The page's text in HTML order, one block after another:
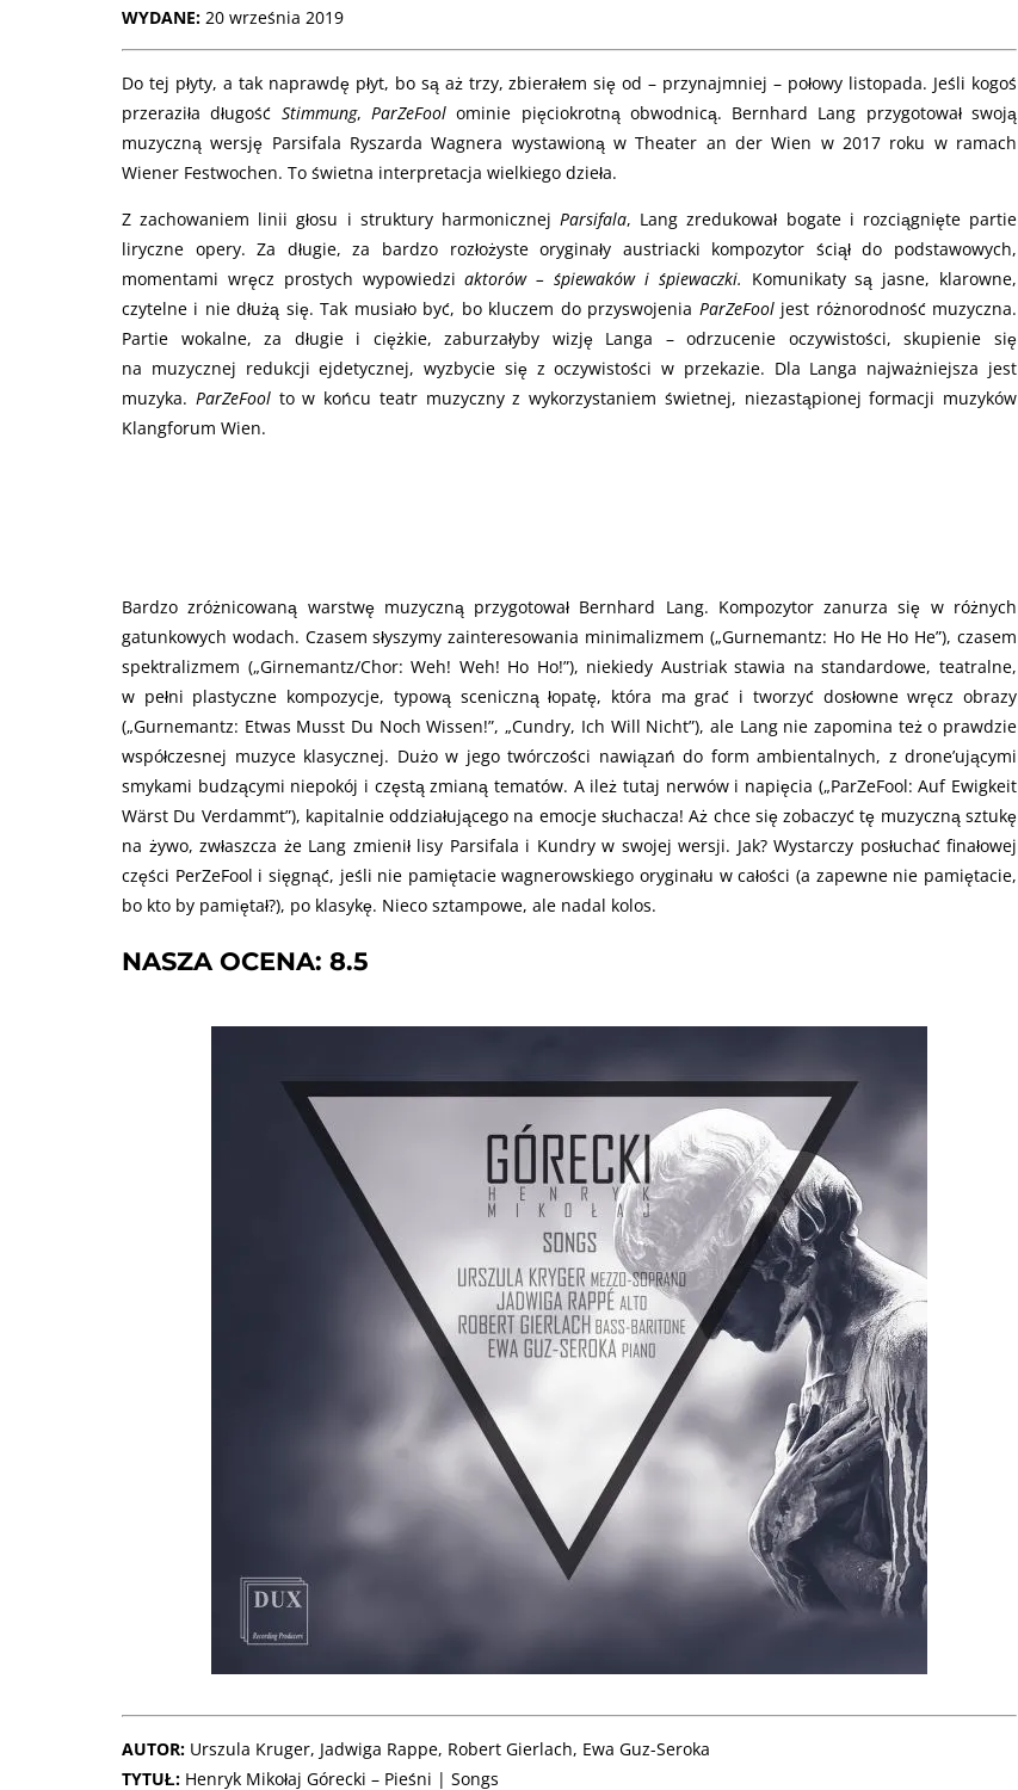
WYDANE: 20 września 2019
Do tej płyty, a tak naprawdę płyt, bo są aż trzy, zbierałem się od – przynajmniej – połowy listopada. Jeśli kogoś
przeraziła długość Stimmung, ParZeFoolominie pięciokrotną obwodnicą. Bernhard Lang przygotował swoją
muzyczną wersję Parsifala Ryszarda Wagnera wystawioną w Theater an der Wien w 2017 roku w ramach
Wiener Festwochen. To świetna interpretacja wielkiego dzieła.
Z zachowaniem linii głosu i struktury harmonicznej Parsifala, Lang zredukował bogate i rozciągnięte partie
liryczne opery. Za długie, za bardzo rozłożyste oryginały austriacki kompozytor ściął do podstawowych,
momentami wręcz prostych wypowiedziaktorów – śpiewaków i śpiewaczki. Komunikaty są jasne, klarowne,
czytelne i nie dłużą się. Tak musiało być, bo kluczem do przyswojenia ParZeFooljest różnorodność muzyczna.
Partie wokalne, za długie i ciężkie, zaburzałyby wizję Langa – odrzucenie oczywistości, skupienie się
na muzycznej redukcji ejdetycznej, wyzbycie się z oczywistości w przekazie. Dla Langa najważniejsza jest
muzyka. ParZeFoolto w końcu teatr muzyczny z wykorzystaniem świetnej, niezastąpionej formacji muzyków
Klangforum Wien.
Bardzo zróżnicowaną warstwę muzyczną przygotował Bernhard Lang. Kompozytor zanurza się w różnych
gatunkowych wodach. Czasem słyszymy zainteresowania minimalizmem („Gurnemantz: Ho He Ho He”), czasem
spektralizmem („Girnemantz/Chor: Weh! Weh! Ho Ho!”), niekiedy Austriak stawia na standardowe, teatralne,
w pełni plastyczne kompozycje, typową sceniczną łopatę, która ma grać i tworzyć dosłowne wręcz obrazy
(„Gurnemantz: Etwas Musst Du Noch Wissen!”, „Cundry, Ich Will Nicht”), ale Lang nie zapomina też o prawdzie
współczesnej muzyce klasycznej. Dużo w jego twórczości nawiązań do form ambientalnych, z drone’ującymi
smykami budzącymi niepokój i częstą zmianą tematów. A ileż tutaj nerwów i napięcia („ParZeFool: Auf Ewigkeit
Wärst Du Verdammt”), kapitalnie oddziałującego na emocje słuchacza! Aż chce się zobaczyć tę muzyczną sztukę
na żywo, zwłaszcza że Lang zmienił lisy Parsifala i Kundry w swojej wersji. Jak? Wystarczy posłuchać finałowej
części PerZeFool i sięgnąć, jeśli nie pamiętacie wagnerowskiego oryginału w całości (a zapewne nie pamiętacie,
bo kto by pamiętał?), po klasykę. Nieco sztampowe, ale nadal kolos.
NASZA OCENA: 8.5
AUTOR: Urszula Kruger, Jadwiga Rappe, Robert Gierlach, Ewa Guz-Seroka
TYTUŁ: Henryk Mikołaj Górecki – Pieśni | Songs